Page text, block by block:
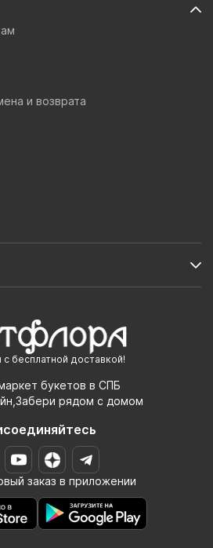
бесплатной доставкой!
букетов в СПБ
рядом с домом
заказ в приложении
и возврата